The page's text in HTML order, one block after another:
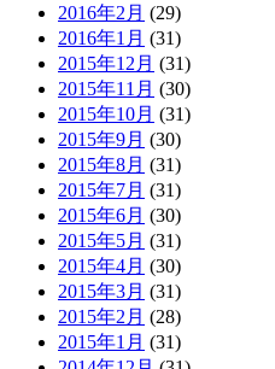
2016年2月 (29)
2016年1月 (31)
2015年12月 (31)
2015年11月 (30)
2015年10月 (31)
2015年9月 (30)
2015年8月 (31)
2015年7月 (31)
2015年6月 (30)
2015年5月 (31)
2015年4月 (30)
2015年3月 (31)
2015年2月 (28)
2015年1月 (31)